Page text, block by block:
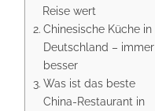
Reise wert
Chinesische Küche in
Deutschland – immer
besser
Was ist das beste
China-Restaurant in